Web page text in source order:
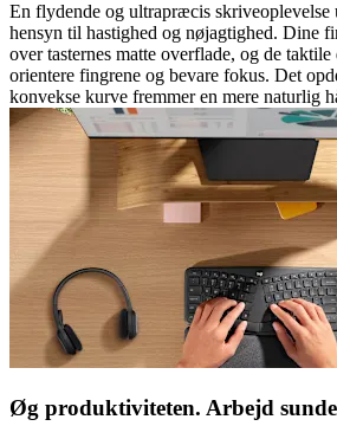
En flydende og ultrapræcis skriveoplevelse
hensyn til hastighed og nøjagtighed. Dine
over tasternes matte overflade, og de
orientere fingrene og bevare fokus. Det
konvekse kurve fremmer en mere naturlig
Øg produktiviteten. Arbejd